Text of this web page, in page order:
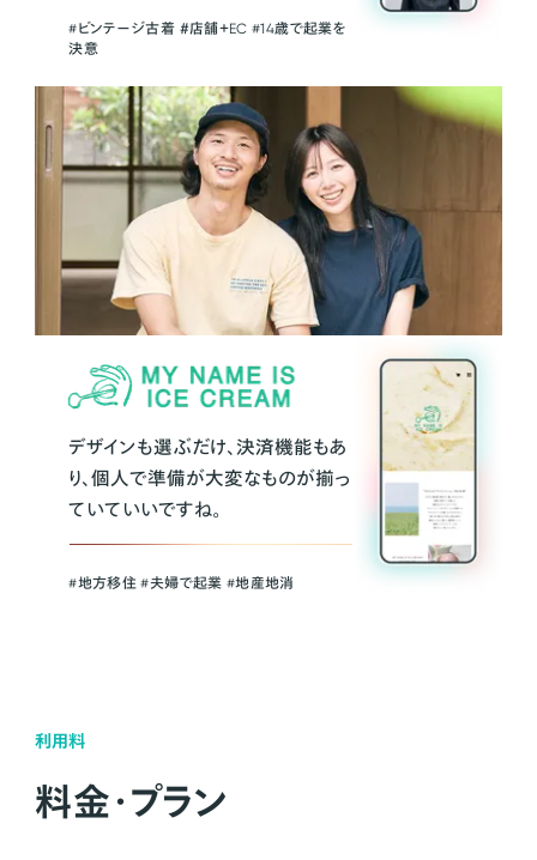
#ビンテージ古着 ＃店舗＋EC #14歳で起業を
決意
デザインも選ぶだけ、決済機能もあ
り、個人で準備が大変なものが揃っ
ていていいですね。
#地方移住 #夫婦で起業 #地産地消
利用料
料金・プラン